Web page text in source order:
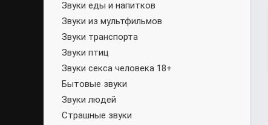
Звуки еды и напитков
Звуки из мультфильмов
Звуки транспорта
Звуки птиц
Звуки секса человека 18+
Бытовые звуки
Звуки людей
Страшные звуки